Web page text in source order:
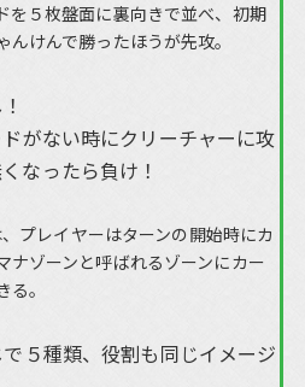
を５枚盤面に裏向きで並べ、初期
けんで勝ったほうが先攻。
がない時にクリーチャーに攻
なったら負け！
プレイヤーはターンの開始時にカ
ナゾーンと呼ばれるゾーンにカー
。
５種類、役割も同じイメージ